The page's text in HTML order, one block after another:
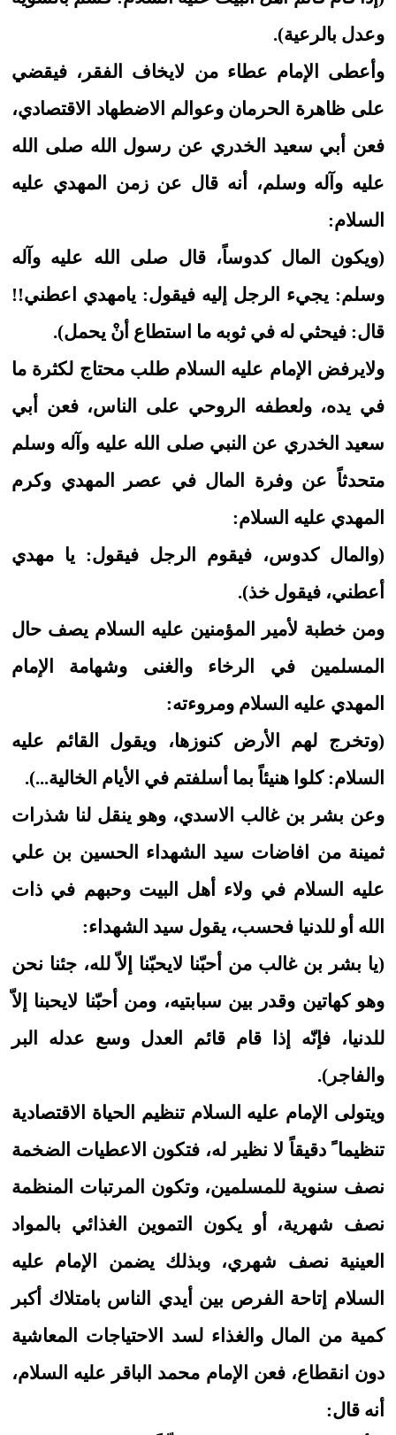
وعدل بالرعية).
وأعطى الإمام عطاء من لايخاف الفقر، فيقضي
على ظاهرة الحرمان وعوالم الاضطهاد الاقتصادي،
فعن أبي سعيد الخدري عن رسول الله صلى الله
عليه وآله وسلم، أنه قال عن زمن المهدي عليه
السلام:
(ويكون المال كدوساً، قال صلى الله عليه وآله
وسلم: يجيء الرجل إليه فيقول: يامهدي اعطني!!
قال: فيحثي له في ثوبه ما استطاع أنْ يحمل).
ولايرفض الإمام عليه السلام طلب محتاج لكثرة ما
في يده، ولعطفه الروحي على الناس، فعن أبي
سعيد الخدري عن النبي صلى الله عليه وآله وسلم
متحدثاً عن وفرة المال في عصر المهدي وكرم
المهدي عليه السلام:
(والمال كدوس، فيقوم الرجل فيقول: يا مهدي
أعطني، فيقول خذ).
ومن خطبة لأمير المؤمنين عليه السلام يصف حال
المسلمين في الرخاء والغنى وشهامة الإمام
المهدي عليه السلام ومروءته:
(وتخرج لهم الأرض كنوزها، ويقول القائم عليه
السلام: كلوا هنيئاً بما أسلفتم في الأيام الخالية...).
وعن بشر بن غالب الاسدي، وهو ينقل لنا شذرات
ثمينة من افاضات سيد الشهداء الحسين بن علي
عليه السلام في ولاء أهل البيت وحبهم في ذات
الله أو للدنيا فحسب، يقول سيد الشهداء:
(يا بشر بن غالب من أحبّنا لايحبّنا إلاّ لله، جئنا نحن
وهو كهاتين وقدر بين سبابتيه، ومن أحبّنا لايحبنا إلاّ
للدنيا، فإنّه إذا قام قائم العدل وسع عدله البر
والفاجر).
ويتولى الإمام عليه السلام تنظيم الحياة الاقتصادية
تنظيما ً دقيقاً لا نظير له، فتكون الاعطيات الضخمة
نصف سنوية للمسلمين، وتكون المرتبات المنظمة
نصف شهرية، أو يكون التموين الغذائي بالمواد
العينية نصف شهري، وبذلك يضمن الإمام عليه
السلام إتاحة الفرص بين أيدي الناس بامتلاك أكبر
كمية من المال والغذاء لسد الاحتياجات المعاشية
دون انقطاع، فعن الإمام محمد الباقر عليه السلام،
أنه قال: